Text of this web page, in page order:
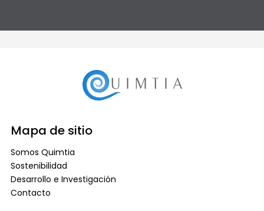
Mapa de sitio
Somos Quimtia
Sostenibilidad
Desarrollo e Investigación
Contacto